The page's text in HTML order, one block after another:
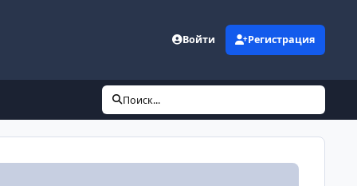
Войти Регистрация
Поиск...